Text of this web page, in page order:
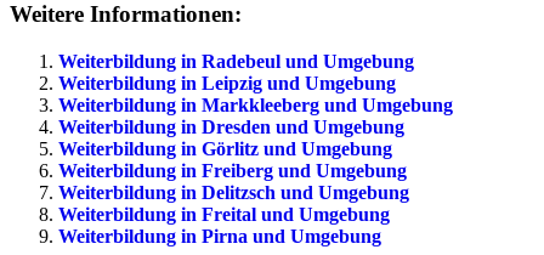
Weitere Informationen:
Weiterbildung in Radebeul und Umgebung
Weiterbildung in Leipzig und Umgebung
Weiterbildung in Markkleeberg und Umgebung
Weiterbildung in Dresden und Umgebung
Weiterbildung in Görlitz und Umgebung
Weiterbildung in Freiberg und Umgebung
Weiterbildung in Delitzsch und Umgebung
Weiterbildung in Freital und Umgebung
Weiterbildung in Pirna und Umgebung